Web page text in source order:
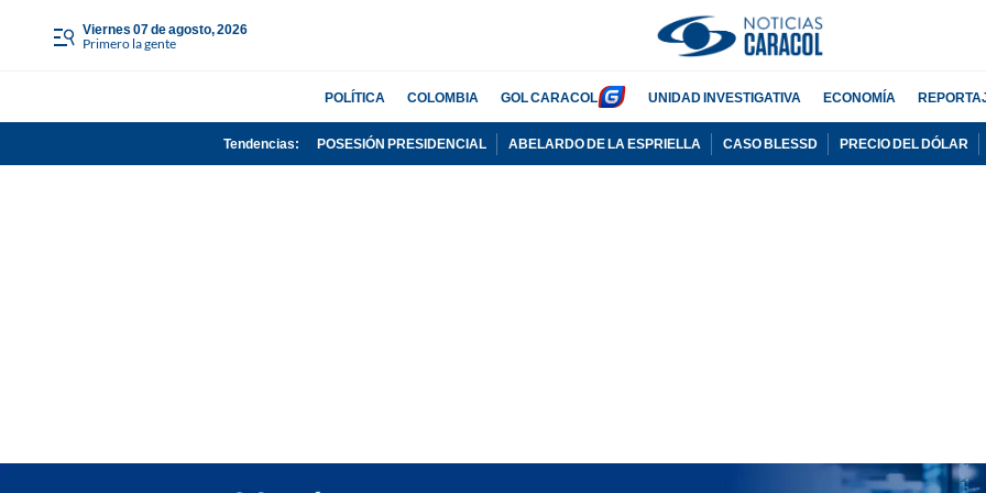
viernes 07 de agosto, 2026
Primero la gente
POLÍTICA COLOMBIA GOL CARACOL UNIDAD INVESTIGATIVA ECONOMÍA
Tendencias: POSESIÓN PRESIDENCIAL ABELARDO DE LA ESPRIELLA CASO BLESSD PRECIO DEL DÓLAR